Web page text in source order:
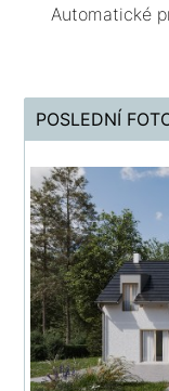
Automatické
POSLEDNÍ